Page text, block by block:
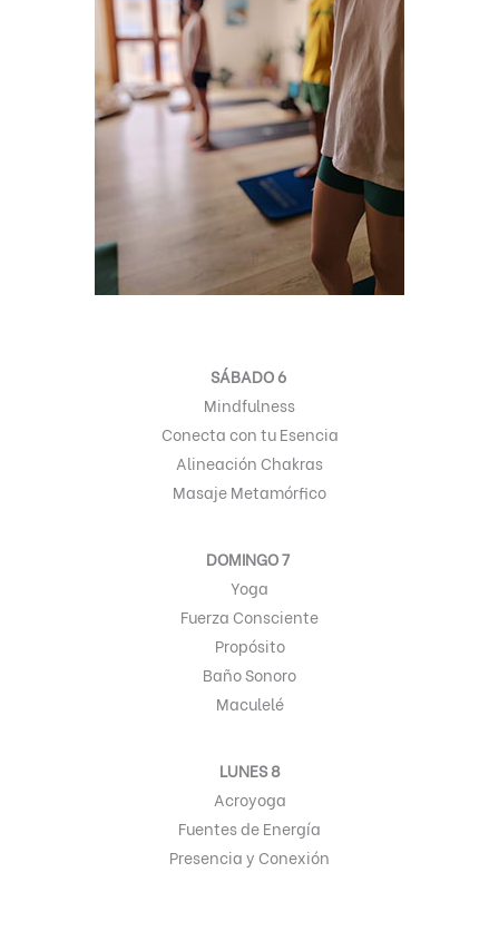
SÁBADO 6
Mindfulness
Conecta con tu Esencia
Alineación Chakras
Masaje Metamórfico
DOMINGO 7
Yoga
Fuerza Consciente
Propósito
Baño Sonoro
Maculelé
LUNES 8
Acroyoga
Fuentes de Energía
Presencia y Conexión